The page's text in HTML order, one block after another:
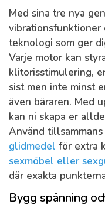
Med sina tre nya
vibrationsfunktioner
teknologi som ger
Varje motor kan
klitorisstimulering,
sist men inte minst
även bäraren. Med
kan ni skapa er
Använd
glidmedel för extra
sexmöbel eller
där exakta
Bygg spänning